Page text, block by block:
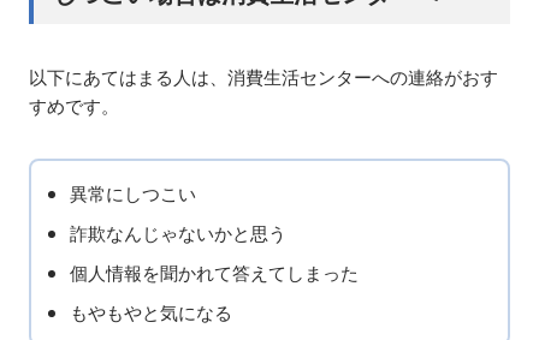
以下にあてはまる人は、消費生活センターへの連絡がおす
すめです。
異常にしつこい
詐欺なんじゃないかと思う
個人情報を聞かれて答えてしまった
もやもやと気になる